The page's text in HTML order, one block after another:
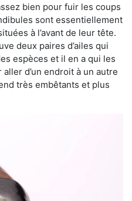
bien pour fuir les coups
sont essentiellement
à l’avant de leur tête.
deux paires d’ailes qui
espèces et il en a qui les
d’un endroit à un autre
très embêtants et plus